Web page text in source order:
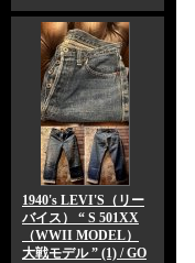
1940's LEVI'S（リー
バイス） “ S 501XX
（WWII MODEL）
大戦モデル ” (1) / GO